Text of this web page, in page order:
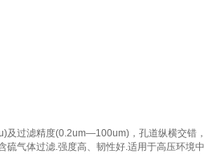
过滤精度(0.2um—100um)，孔道纵横交错
气体过滤.强度高、韧性好.适用于高压环境